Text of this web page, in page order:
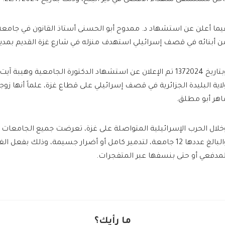
أعلن عن استشهاد د. ممدوح أبو الحسنى أستاذ القانون في
أبنائه في قصف إسرائيلي استهدف منزله في شارع غزة القديم بمدينة
وبتاريخ 1372024 تم الإعلان عن استشهاد الدكتورة الجامعية
البليدة الجزائرية في قصف إسرائيلي على قطاع غزة، علماً أنها
أبو مطلق.
الحرب الإسرائيلية المتواصلة على غزة، تعرضت جميع
والبالغ عددها 12 جامعة، لتدمير كامل أو أضرار جسيمة، وذلك
أو حتى بنسفها عبر المتفجرات.
ما رأيك؟